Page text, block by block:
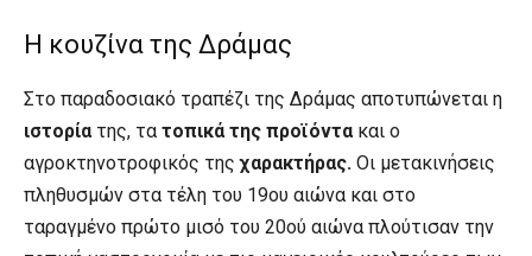
Η κουζίνα της Δράμας
Στο παραδοσιακό τραπέζι της Δράμας αποτυπώνεται η
ιστορία της, τα τοπικά της προϊόντα και ο
αγροκτηνοτροφικός τηςχαρακτήρας. Οι μετακινήσεις
πληθυσμών στα τέλη του 19ου αιώνα και στο
ταραγμένο πρώτο μισό του 20ού αιώνα πλούτισαν την